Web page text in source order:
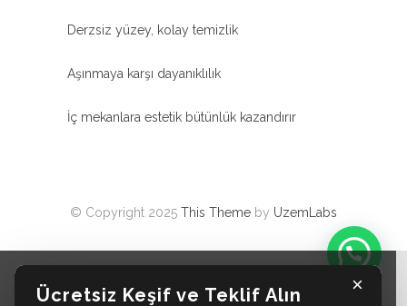
Derzsiz yüzey, kolay temizlik
Aşınmaya karşı dayanıklılık
İç mekanlara estetik bütünlük kazandırır
© Copyright 2025 This Theme by UzemLabs
×
Ücretsiz Keşif ve Teklif Alın